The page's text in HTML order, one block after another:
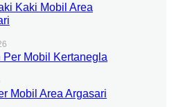
Kaki Mobil Area
Per Mobil Kertanegla
Mobil Area Argasari